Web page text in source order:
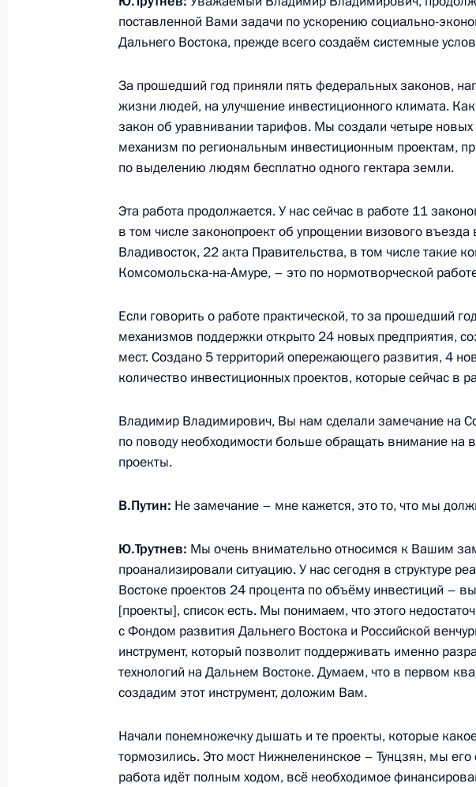
20 июня 2018 года, 15:00
Совещание о ходе исполнения поручений Президента
о комплексном развитии регионов Дальнего Востока
6 марта 2018 года, 14:00
в Дальневосточном федеральном округе Юрием
17 июля 2017 года, 15:15
Указ о членах наблюдательного совета госкорпорации
«Росатом»
Встреча с вице-премьером – полномочным
Президента в ДФО Юрием Трутневым
Заседание Совета по стратегическому развитию и
проектам
21 сентября 2016 года, 16:20
Совещание по вопросу о паводковой ситуации на
Востоке
2 сентября 2016 года, 15:30
поставленной Вами задачи по ускорению социально-
Дальнего Востока, прежде всего создаём системные
За прошедший год приняли пять федеральных законов,
жизни людей, на улучшение инвестиционного климата.
закон об уравнивании тарифов. Мы создали четыре новых
механизм по региональным инвестиционным проектам,
по выделению людям бесплатно одного гектара земли.
Эта работа продолжается. У нас сейчас в работе 11
в том числе законопроект об упрощении визового
Владивосток, 22 акта Правительства, в том числе такие
Комсомольска-на-Амуре, – это по нормотворческой
Если говорить о работе практической, то за прошедший
механизмов поддержки открыто 24 новых предприятия,
мест. Создано 5 территорий опережающего развития, 4
количество инвестиционных проектов, которые сейчас в
Владимир Владимирович, Вы нам сделали замечание на
по поводу необходимости больше обращать внимание на
проекты.
В.Путин: Не замечание – мне кажется, это то, что мы
Ю.Трутнев: Мы очень внимательно относимся к Вашим
проанализировали ситуацию. У нас сегодня в структуре
Востоке проектов 24 процента по объёму инвестиций –
[проекты], список есть. Мы понимаем, что этого
с Фондом развития Дальнего Востока и Российской
инструмент, который позволит поддерживать именно
технологий на Дальнем Востоке. Думаем, что в первом
создадим этот инструмент, доложим Вам.
Начали понемножечку дышать и те проекты, которые
тормозились. Это мост Нижнеленинское – Тунцзян, мы
работа идёт полным ходом, всё необходимое